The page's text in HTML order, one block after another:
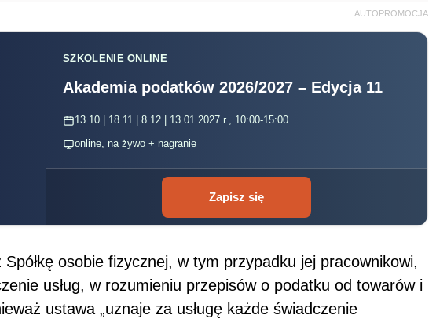
AUTOPROMOCJA
SZKOLENIE ONLINE
Akademia podatków 2026/2027 – Edycja 11
13.10 | 18.11 | 8.12 | 13.01.2027 r., 10:00-15:00
online, na żywo + nagranie
Zapisz się
osobie fizycznej, w tym przypadku jej pracownikowi,
usług, w rozumieniu przepisów o podatku od towarów i
ustawa „uznaje za usługę każde świadczenie